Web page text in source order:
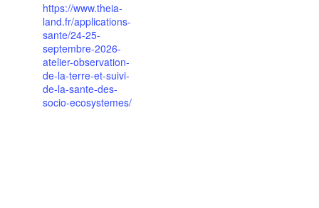
https://www.theia-
land.fr/applications-
sante/24-25-
septembre-2026-
atelier-observation-
de-la-terre-et-suivi-
de-la-sante-des-
socio-ecosystemes/